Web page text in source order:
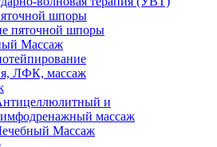
шпоры
пяточной шпоры
Массаж
ЛФК, массаж
и
массаж
Массаж